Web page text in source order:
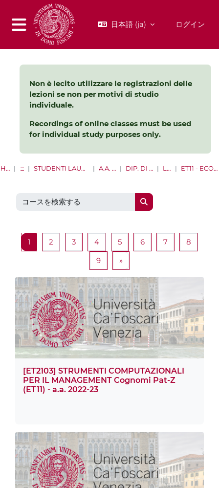
メインコンテンツへスキップする
サイドパネル
日本語 ‎(ja)‎ ログイン
Non è lecito utilizzare le registrazioni delle
lezioni se non per motivi di studio
individuale.
Recordings of online classes must be used
for individual study purposes only.
HOME コース STUDENTI LAUREE E LAUREE MAGISTRALI A.A. 2022 - 2023 DIP. DI MANAGEMENT LAUREE ET11 - ECONOMIA AZIENDALE
コースを検索する
コースを検索する
1 ページ 1
2 ページ 2
3ページ 3
4ページ 4
5ページ 5
6ページ 6
7ページ 7
8
9ページ 9
»次のページ
[ET2103] STRUMENTI COMPUTAZIONALI
PER IL MANAGEMENT Cognomi Pat-Z
(ET11) - a.a. 2022-23